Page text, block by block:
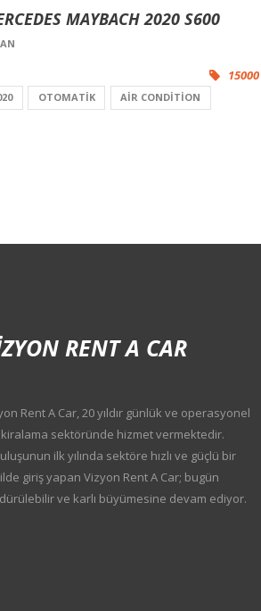
MAYBACH 2020 S600
15000
OTOMATIK AIR CONDITION
RENT A CAR
Rent A Car, 20 yıldır günlük ve operasyonel
sektöründe hizmet vermektedir.
ilk yılında sektöre hızlı ve güçlü bir
giriş yapan Vizyon Rent A Car; bugün
ve karlı büyümesine devam ediyor.